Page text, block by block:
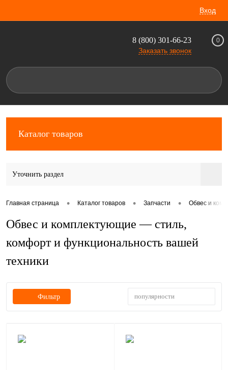
Вход
8 (800) 301-66-23
Заказать звонок
0
Каталог товаров
Уточнить раздел
Главная страница • Каталог товаров • Запчасти • Обвес и
Обвес и комплектующие — стиль,
комфорт и функциональность вашей
техники
Фильтр популярности